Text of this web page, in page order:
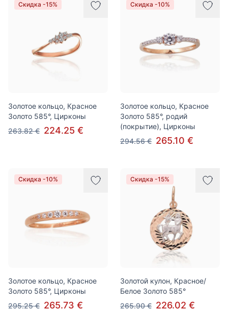
Скидка -15%
Золотое кольцо, Красное
Золото 585°, Цирконы
263.82 € 224.25 €
Скидка -10%
Золотое кольцо, Красное
Золото 585°, родий
(покрытие), Цирконы
294.56 € 265.10 €
Скидка -10%
Золотое кольцо, Красное
Золото 585°, Цирконы
295.25 € 265.73 €
Скидка -15%
Золотой кулон, Красное/
Белое Золото 585°
265.90 € 226.02 €